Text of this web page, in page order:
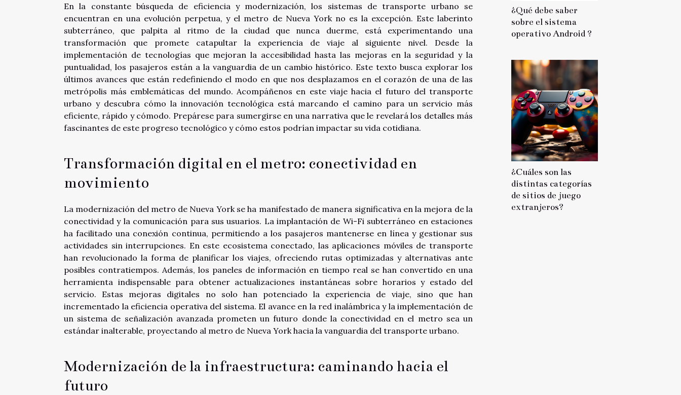
En la constante búsqueda de eficiencia y modernización, los sistemas de transporte urbano se
encuentran en una evolución perpetua, y el metro de Nueva York no es la excepción. Este laberinto
subterráneo, que palpita al ritmo de la ciudad que nunca duerme, está experimentando una
transformación que promete catapultar la experiencia de viaje al siguiente nivel. Desde la
implementación de tecnologías que mejoran la accesibilidad hasta las mejoras en la seguridad y la
puntualidad, los pasajeros están a la vanguardia de un cambio histórico. Este texto busca explorar los
últimos avances que están redefiniendo el modo en que nos desplazamos en el corazón de una de las
metrópolis más emblemáticas del mundo. Acompáñenos en este viaje hacia el futuro del transporte
urbano y descubra cómo la innovación tecnológica está marcando el camino para un servicio más
eficiente, rápido y cómodo. Prepárese para sumergirse en una narrativa que le revelará los detalles más
fascinantes de este progreso tecnológico y cómo estos podrían impactar su vida cotidiana.
Transformación digital en el metro: conectividad en
movimiento
La modernización del metro de Nueva York se ha manifestado de manera significativa en la mejora de la
conectividad y la comunicación para sus usuarios. La implantación de Wi-Fi subterráneo en estaciones
ha facilitado una conexión continua, permitiendo a los pasajeros mantenerse en línea y gestionar sus
actividades sin interrupciones. En este ecosistema conectado, las aplicaciones móviles de transporte
han revolucionado la forma de planificar los viajes, ofreciendo rutas optimizadas y alternativas ante
posibles contratiempos. Además, los paneles de información en tiempo real se han convertido en una
herramienta indispensable para obtener actualizaciones instantáneas sobre horarios y estado del
servicio. Estas mejoras digitales no solo han potenciado la experiencia de viaje, sino que han
incrementado la eficiencia operativa del sistema. El avance en la red inalámbrica y la implementación de
un sistema de señalización avanzada prometen un futuro donde la conectividad en el metro sea un
estándar inalterable, proyectando al metro de Nueva York hacia la vanguardia del transporte urbano.
Modernización de la infraestructura: caminando hacia el
futuro
¿Qué debe saber
sobre el sistema
operativo Android ?
¿Cuáles son las
distintas categorías
de sitios de juego
extranjeros?